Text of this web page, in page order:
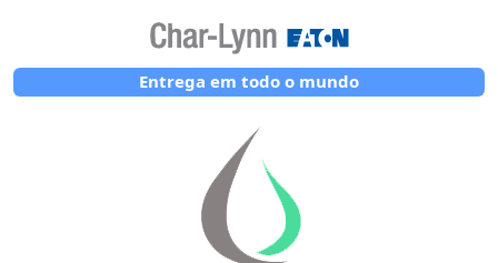
Entrega em todo o mundo